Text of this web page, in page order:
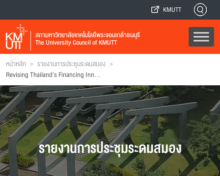
KMUTT
สภามหาวิทยาลัยเทคโนโลยีพระจอมเกล้าธนบุรี
The University Council of KMUTT
หน้าหลัก > รายงานการประชุมระดมสมอง >
Revising Thailand’s Financing Innovation Policies
รายงานการประชุมระดมสมอง